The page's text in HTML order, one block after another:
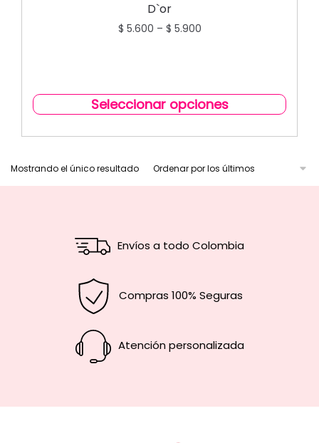
D`or
$ 5.600 – $ 5.900
Seleccionar opciones
Mostrando el único resultado
Envíos a todo Colombia
Compras 100% Seguras
Atención personalizada